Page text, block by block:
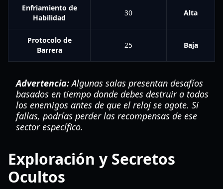
Enfriamiento de
Habilidad
30 Alta
Protocolo de
Barrera
25 Baja
Advertencia:Algunas salas presentan desafíos
basados en tiempo donde debes destruir a todos
los enemigos antes de que el reloj se agote. Si
fallas, podrías perder las recompensas de ese
sector específico.
Exploración y Secretos
Ocultos